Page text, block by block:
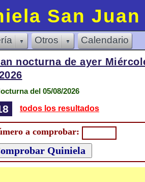
San Juan
Otros Calendario
nocturna de ayer
del 05/08/2026
todos los resultados
a comprobar: